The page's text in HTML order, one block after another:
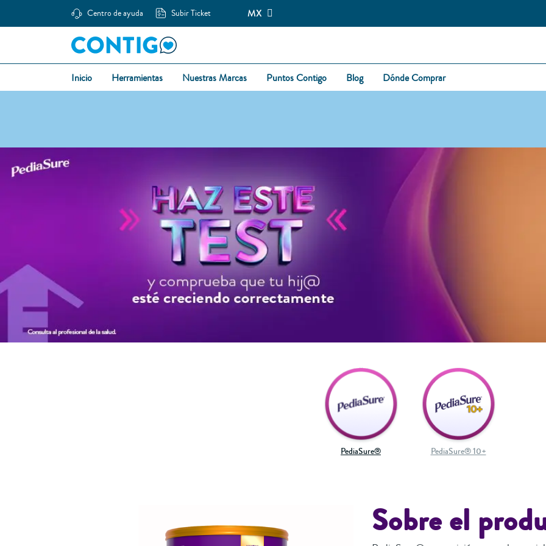
Centro de ayuda Subir Ticket MX
Inicio Herramientas Nuestras Marcas Puntos Contigo Blog Dónde Comprar
PediaSure® PediaSure® 10+
Sobre el